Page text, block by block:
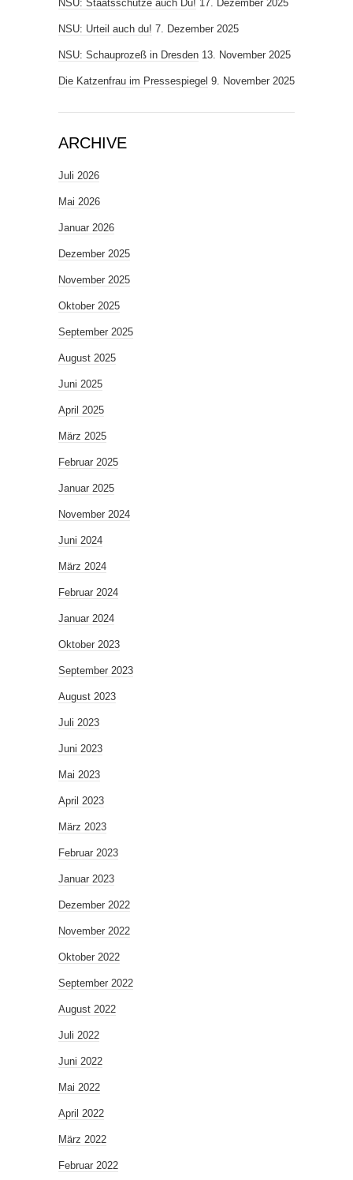
NSU: Staatsschütze auch Du! 17. Dezember 2025
NSU: Urteil auch du! 7. Dezember 2025
NSU: Schauprozeß in Dresden 13. November 2025
Die Katzenfrau im Pressespiegel 9. November 2025
ARCHIVE
Juli 2026
Mai 2026
Januar 2026
Dezember 2025
November 2025
Oktober 2025
September 2025
August 2025
Juni 2025
April 2025
März 2025
Februar 2025
Januar 2025
November 2024
Juni 2024
März 2024
Februar 2024
Januar 2024
Oktober 2023
September 2023
August 2023
Juli 2023
Juni 2023
Mai 2023
April 2023
März 2023
Februar 2023
Januar 2023
Dezember 2022
November 2022
Oktober 2022
September 2022
August 2022
Juli 2022
Juni 2022
Mai 2022
April 2022
März 2022
Februar 2022